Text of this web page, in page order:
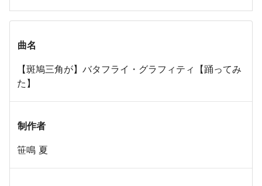
曲名
【斑鳩三角が】バタフライ・グラフィティ【踊ってみ
た】
制作者
笹鳴 夏